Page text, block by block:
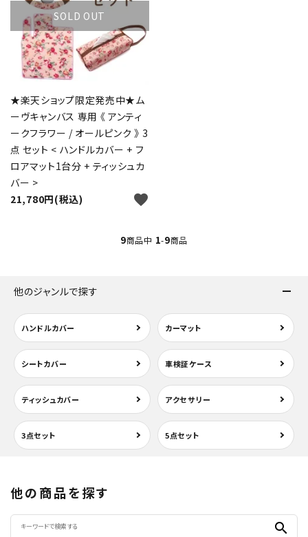
SOLD OUT
★楽天ショップ限定発売中★ム
ーヴキャンバス 専用 《 アンティ
ークフラワー / オールピンク 》 3
点 セット < ハンドルカバー + フ
ロアマット1台分 + ティッシュカ
バー >
21,780円(税込)
favorite
9商品中 1-9商品
他のジャンルで探す
ハンドルカバー カーマット
シートカバー 車検証ケース
ティッシュカバー アクセサリー
3点セット 5点セット
他の商品を探す
search